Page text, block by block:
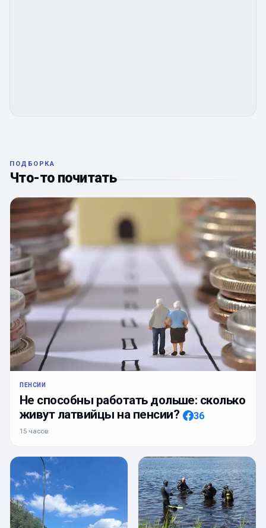
ПОДБОРКА
Что-то почитать
ПЕНСИИ
Не способны работать дольше: сколько
живут латвийцы на пенсии?
36
15 часов